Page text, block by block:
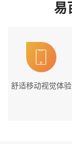
易
舒适移动视觉体验